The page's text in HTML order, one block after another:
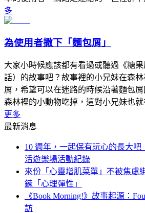
多
為使用者撒下「麵包屑」
大家小時候應該都有看過或聽過《糖
話）的故事吧？故事裡的小兄妹在森
屑，希望可以在迷路的時候沿著麵包
森林裡的小動物吃掉，這對小兄妹也就
更多
最新消息
10 週年，一起保有玩心的長大吧
活遊樂場活動紀錄
來份「心靈增肌菜單」不被焦慮
鍊「心理彈性」
《Book Morning!》故事起源：
訪